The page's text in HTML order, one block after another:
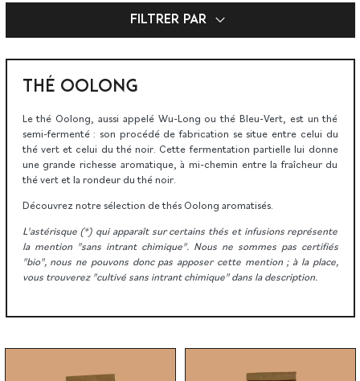
Filtrer par expand_more
THÉ OOLONG
Le thé Oolong, aussi appelé Wu-Long ou thé Bleu-Vert, est un thé
semi-fermenté : son procédé de fabrication se situe entre celui du
thé vert et celui du thé noir. Cette fermentation partielle lui donne
une grande richesse aromatique, à mi-chemin entre la fraîcheur du
thé vert et la rondeur du thé noir.
Découvrez notre sélection de thés Oolong aromatisés.
L'astérisque (*) qui apparaît sur certains thés et infusions représente
la mention "sans intrant chimique". Nous ne sommes pas certifiés
"bio", nous ne pouvons donc pas apposer cette mention ; à la place,
vous trouverez "cultivé sans intrant chimique" dans la description.